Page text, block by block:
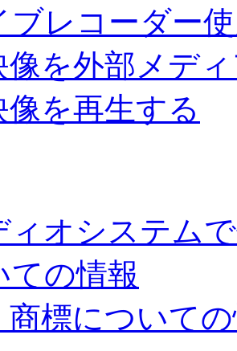
ブレコーダー
像を外部メデ
像を再生する
ィオシステム
ての情報
商標について